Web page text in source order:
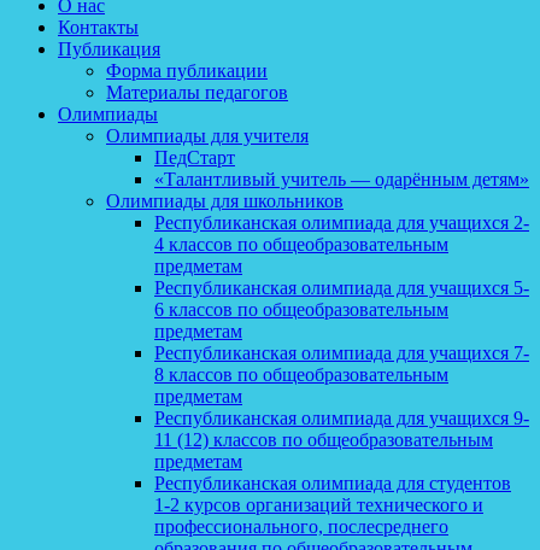
О нас
Контакты
Публикация
Форма публикации
Материалы педагогов
Олимпиады
Олимпиады для учителя
ПедСтарт
«Талантливый учитель — одарённым детям»
Олимпиады для школьников
Республиканская олимпиада для учащихся 2-
4 классов по общеобразовательным
предметам
Республиканская олимпиада для учащихся 5-
6 классов по общеобразовательным
предметам
Республиканская олимпиада для учащихся 7-
8 классов по общеобразовательным
предметам
Республиканская олимпиада для учащихся 9-
11 (12) классов по общеобразовательным
предметам
Республиканская олимпиада для студентов
1-2 курсов организаций технического и
профессионального, послесреднего